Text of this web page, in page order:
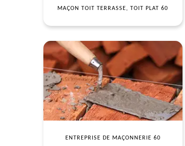
MAÇON TOIT TERRASSE, TOIT PLAT 60
ENTREPRISE DE MAÇONNERIE 60